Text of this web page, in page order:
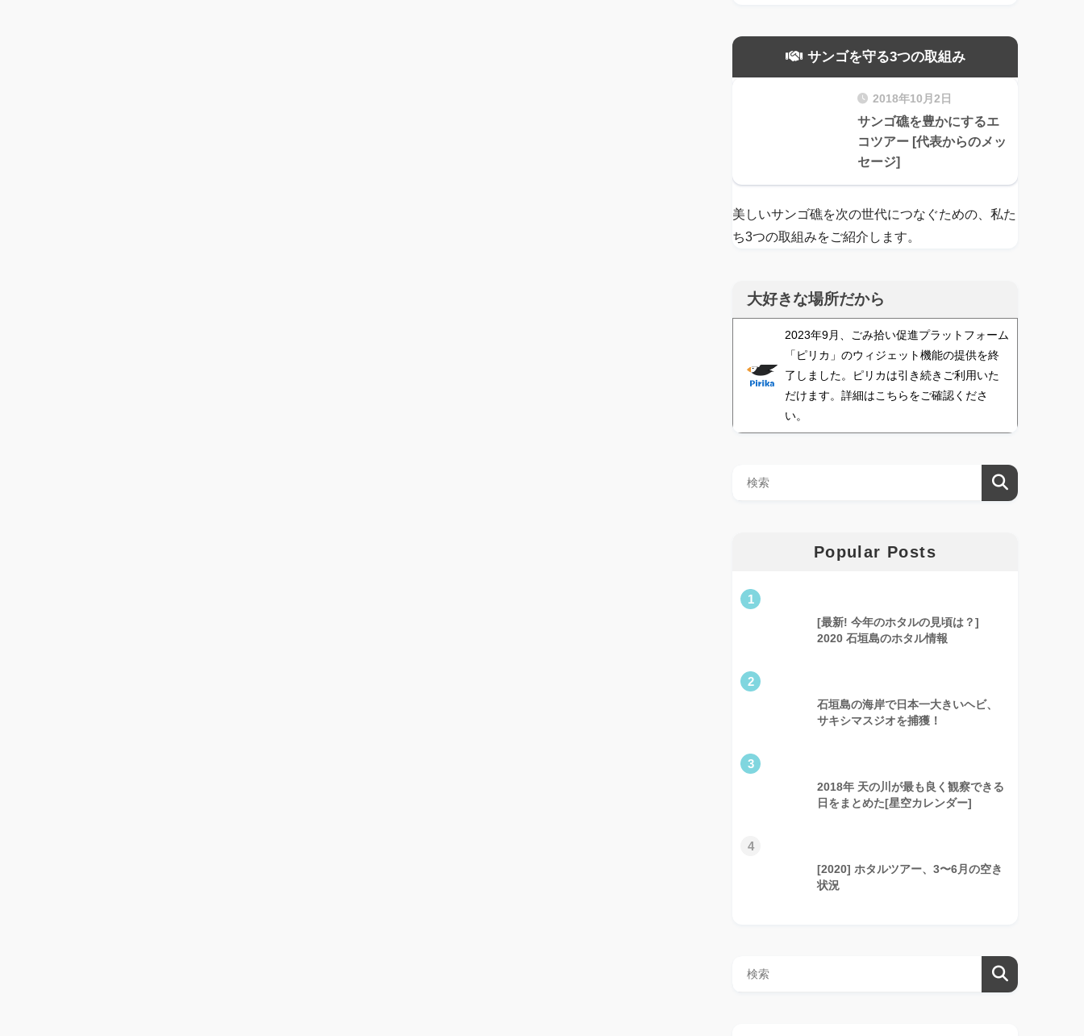
サンゴを守る3つの取組み
2018年10月2日
サンゴ礁を豊かにするエ
コツアー [代表からのメッ
セージ]
美しいサンゴ礁を次の世代につなぐための、私た
ち3つの取組みをご紹介します。
大好きな場所だから
2023年9月、ごみ拾い促進プラットフォーム
「ピリカ」のウィジェット機能の提供を終
了しました。ピリカは引き続きご利用いた
だけます。詳細はこちらをご確認くださ
い。
Popular Posts
1
[最新! 今年のホタルの見頃は？]
2020 石垣島のホタル情報
2
石垣島の海岸で日本一大きいヘビ、
サキシマスジオを捕獲！
3
2018年 天の川が最も良く観察できる
日をまとめた[星空カレンダー]
4
[2020] ホタルツアー、3〜6月の空き
状況